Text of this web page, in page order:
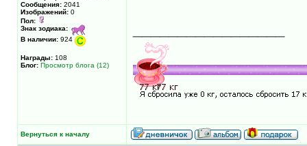
Сообщения: 2041
Изображений: 0
Пол:
Знак зодиака:
В наличии: 924
Награды: 108
Блог: Просмотр блога (12)
Вернуться к началу